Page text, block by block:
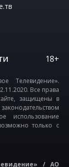
18+
Телевидение».
Все права
защищены в
использование
только с
/ АО